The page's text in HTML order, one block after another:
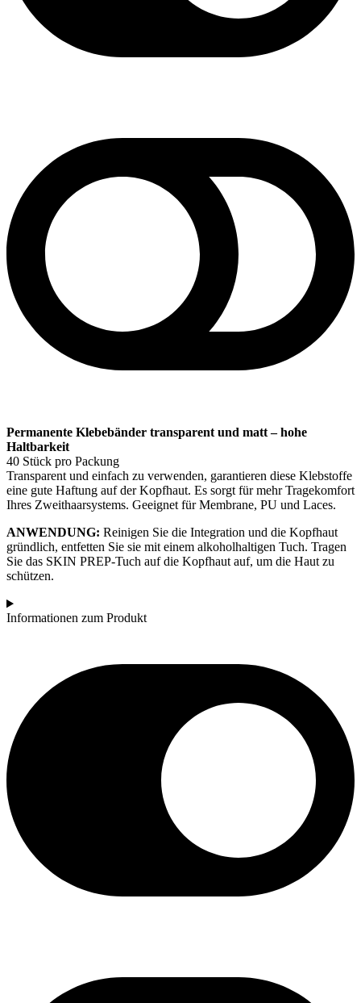
Permanente Klebebänder transparent und matt – hohe
Haltbarkeit
40 Stück pro Packung
Transparent und einfach zu verwenden, garantieren diese Klebstoffe
eine gute Haftung auf der Kopfhaut. Es sorgt für mehr Tragekomfort
Ihres Zweithaarsystems. Geeignet für Membrane, PU und Laces.
ANWENDUNG: Reinigen Sie die Integration und die Kopfhaut
gründlich, entfetten Sie sie mit einem alkoholhaltigen Tuch. Tragen
Sie das SKIN PREP-Tuch auf die Kopfhaut auf, um die Haut zu
schützen.
Informationen zum Produkt